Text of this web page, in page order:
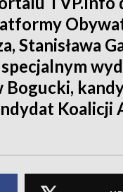
Stanisława
Koalicji